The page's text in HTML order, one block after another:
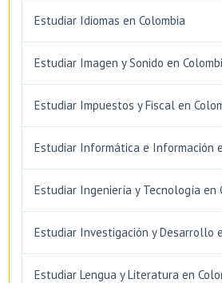
Estudiar Idiomas en Colombia
Estudiar Imagen y Sonido en
Estudiar Impuestos y Fiscal en
Estudiar Informática e Información
Estudiar Ingeniería y Tecnología en
Estudiar Investigación y Desarrollo
Estudiar Lengua y Literatura en